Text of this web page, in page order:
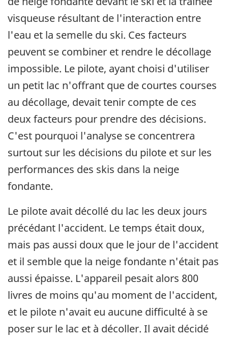
visqueuse résultant de l'interaction entre
l'eau et la semelle du ski. Ces facteurs
peuvent se combiner et rendre le décollage
impossible. Le pilote, ayant choisi d'utiliser
un petit lac n'offrant que de courtes courses
au décollage, devait tenir compte de ces
deux facteurs pour prendre des décisions.
C'est pourquoi l'analyse se concentrera
surtout sur les décisions du pilote et sur les
performances des skis dans la neige
fondante.
Le pilote avait décollé du lac les deux jours
précédant l'accident. Le temps était doux,
mais pas aussi doux que le jour de l'accident
et il semble que la neige fondante n'était pas
aussi épaisse. L'appareil pesait alors 800
livres de moins qu'au moment de l'accident,
et le pilote n'avait eu aucune difficulté à se
poser sur le lac et à décoller. Il avait décidé